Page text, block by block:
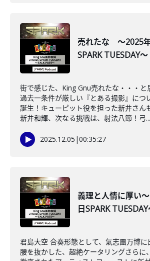
売れたな ～2025
SPARK TUESDAY～
街で感じた、King Gnu売れたな・・・と
過去一条件が厳しい『とある撮影』につ
誕生！キューピット役を担った新井さん
新井和輝、次なる挑戦は、射法八節！弓...
2025.12.05 |00:35:27
義理と人情に厚い
日SPARK
君島大空 合奏形態として、氣志團万博
腰を抜かした、超絶ケータリングさらに